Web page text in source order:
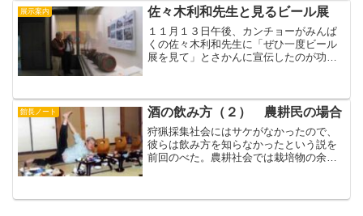
は、30年程前まではまだウィスキーな
ど、強い酒は大学から1マイル...
展示案内 佐々木利和先生と見るビール展
１１月１３日午後、カンチョーがみんぱ
くの佐々木利和先生に「ぜひ一度ビール
展を見て」とさかんに宣伝したのが功を
佐々木先生、じっくりと見学しておられ
ました。「ここで田能村直入...
館長ノート 酒の飲み方（２） 農耕民の場合
狩猟採集社会にはサケがなかったので、
彼らは飲み方を知らなかったという説を
前回のべた。農耕社会では栽培物の余剰